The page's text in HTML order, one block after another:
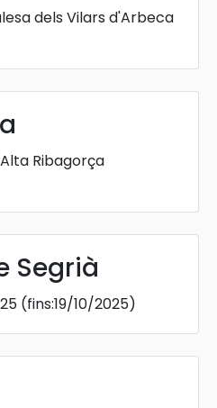
dels Vilars d'Arbeca
Ribagorça
Segrià
(fins:19/10/2025)